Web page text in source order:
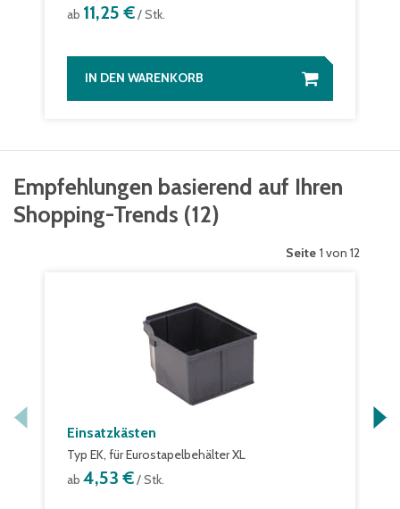
ab 11,25 €/ Stk.
IN DEN WARENKORB
Empfehlungen basierend auf Ihren
Shopping-Trends (12)
Seite 1 von 12
Einsatzkästen
Typ EK, für Eurostapelbehälter XL
ab 4,53 €/ Stk.